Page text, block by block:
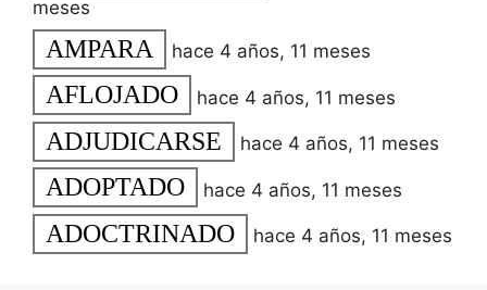
meses
AMPARA hace 4 años, 11 meses
AFLOJADO hace 4 años, 11 meses
ADJUDICARSE hace 4 años, 11 meses
ADOPTADO hace 4 años, 11 meses
ADOCTRINADO hace 4 años, 11 meses